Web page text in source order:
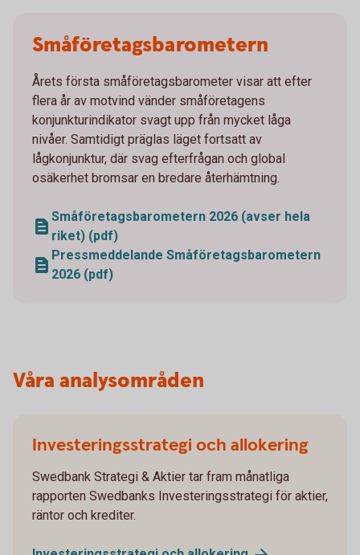
Småföretagsbarometern
Årets första småföretagsbarometer visar att efter
flera år av motvind vänder småföretagens
konjunkturindikator svagt upp från mycket låga
nivåer. Samtidigt präglas läget fortsatt av
lågkonjunktur, där svag efterfrågan och global
osäkerhet bromsar en bredare återhämtning.
Småföretagsbarometern 2026 (avser hela
riket) (pdf)
Pressmeddelande Småföretagsbarometern
2026 (pdf)
Våra analysområden
Investeringsstrategi och allokering
Swedbank Strategi & Aktier tar fram månatliga
rapporten Swedbanks Investeringsstrategi för aktier,
räntor och krediter.